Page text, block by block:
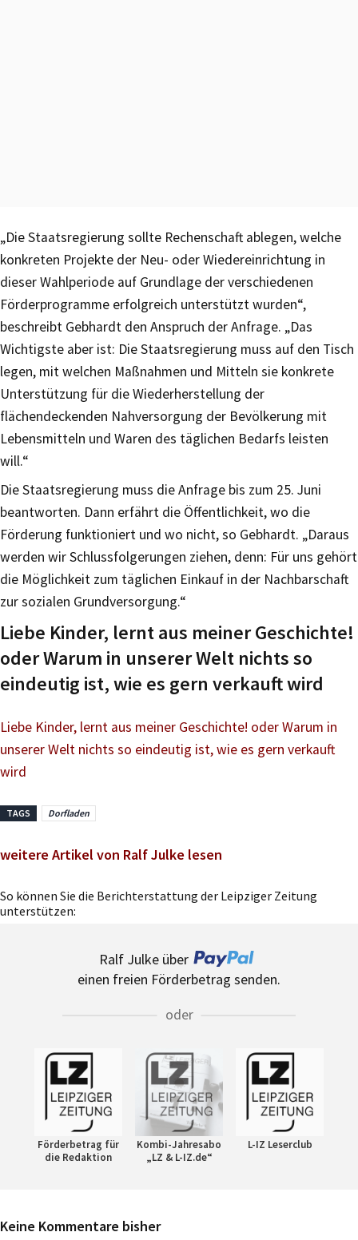
„Die Staatsregierung sollte Rechenschaft ablegen, welche
konkreten Projekte der Neu- oder Wiedereinrichtung in
dieser Wahlperiode auf Grundlage der verschiedenen
Förderprogramme erfolgreich unterstützt wurden“,
beschreibt Gebhardt den Anspruch der Anfrage. „Das
Wichtigste aber ist: Die Staatsregierung muss auf den Tisch
legen, mit welchen Maßnahmen und Mitteln sie konkrete
Unterstützung für die Wiederherstellung der
flächendeckenden Nahversorgung der Bevölkerung mit
Lebensmitteln und Waren des täglichen Bedarfs leisten
will.“
Die Staatsregierung muss die Anfrage bis zum 25. Juni
beantworten. Dann erfährt die Öffentlichkeit, wo die
Förderung funktioniert und wo nicht, so Gebhardt. „Daraus
werden wir Schlussfolgerungen ziehen, denn: Für uns gehört
die Möglichkeit zum täglichen Einkauf in der Nachbarschaft
zur sozialen Grundversorgung.“
Liebe Kinder, lernt aus meiner Geschichte!
oder Warum in unserer Welt nichts so
eindeutig ist, wie es gern verkauft wird
Liebe Kinder, lernt aus meiner Geschichte! oder Warum in
unserer Welt nichts so eindeutig ist, wie es gern verkauft
wird
TAGS Dorfladen
weitere Artikel von Ralf Julke lesen
So können Sie die Berichterstattung der Leipziger Zeitung
unterstützen:
Ralf Julke über
einen freien Förderbetrag senden.
oder
Förderbetrag für
die Redaktion
Kombi-Jahresabo
„LZ & L-IZ.de“
L-IZ Leserclub
Keine Kommentare bisher